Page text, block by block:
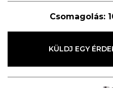
Csomagolás:
KÜLDJ EGY